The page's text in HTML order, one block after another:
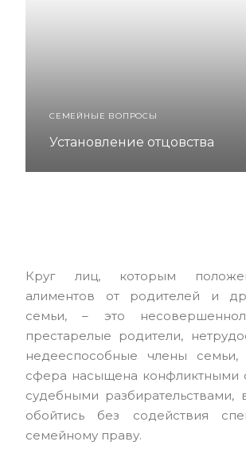
СЕМЕЙНЫЕ ВОПРОСЫ
Установление отцовства
Круг лиц, которым
алиментов от родителей и
семьи, – это
престарелые родители,
недееспособные члены семьи,
сфера насыщена конфликтными
судебными разбирательствами,
обойтись без содействия
семейному праву.